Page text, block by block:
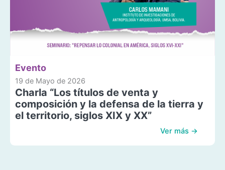
Evento
19 de Mayo de 2026
Charla “Los títulos de venta y
composición y la defensa de la tierra y
el territorio, siglos XIX y XX”
Ver más →